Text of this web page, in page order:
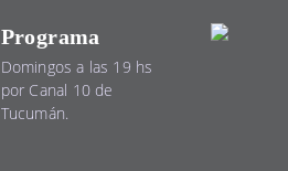
Programa
Domingos a las 19 hs
por Canal 10 de
Tucumán.